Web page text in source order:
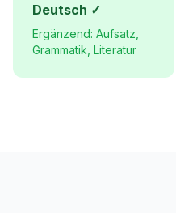
Deutsch ✓
Ergänzend: Aufsatz,
Grammatik, Literatur